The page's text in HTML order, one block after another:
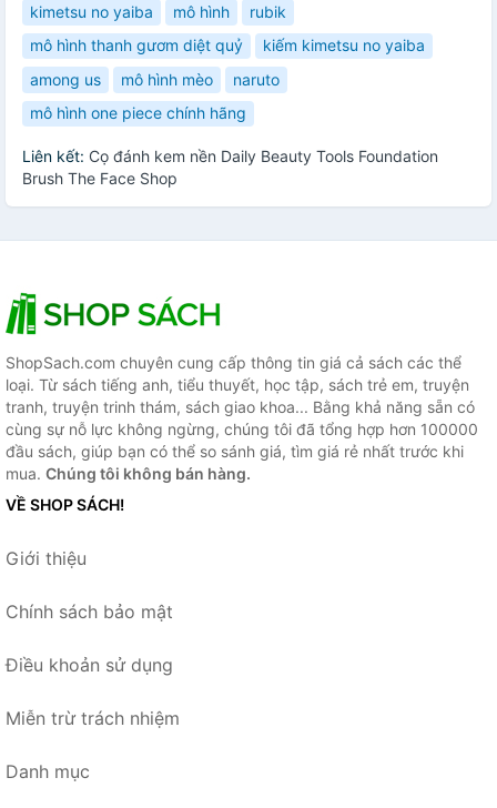
kimetsu no yaiba
mô hình
rubik
mô hình thanh gươm diệt quỷ
kiếm kimetsu no yaiba
among us
mô hình mèo
naruto
mô hình one piece chính hãng
Liên kết: Cọ đánh kem nền Daily Beauty Tools Foundation
Brush The Face Shop
ShopSach.com chuyên cung cấp thông tin giá cả sách các thể
loại. Từ sách tiếng anh, tiểu thuyết, học tập, sách trẻ em, truyện
tranh, truyện trinh thám, sách giao khoa... Bằng khả năng sẵn có
cùng sự nỗ lực không ngừng, chúng tôi đã tổng hợp hơn 100000
đầu sách, giúp bạn có thể so sánh giá, tìm giá rẻ nhất trước khi
mua. Chúng tôi không bán hàng.
VỀ SHOP SÁCH!
Giới thiệu
Chính sách bảo mật
Điều khoản sử dụng
Miễn trừ trách nhiệm
Danh mục